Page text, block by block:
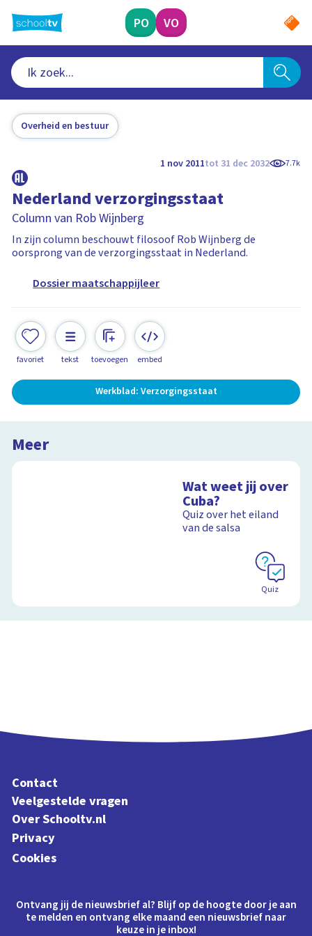
naar
hoofdinhoud
PO VO
Overheid en bestuur
1 nov 2011tot 31 dec 2032 7.7k
Nederland verzorgingsstaat
Column van Rob Wijnberg
In zijn column beschouwt filosoof Rob Wijnberg de
oorsprong van de verzorgingsstaat in Nederland.
Dossier maatschappijleer
favoriet tekst toevoegen embed
Werkblad: Verzorgingsstaat
Meer
Wat weet jij over
Cuba?
Quiz over het eiland
van de salsa
Quiz
Contact
Veelgestelde vragen
Over Schooltv.nl
Privacy
Cookies
Ontvang jij de nieuwsbrief al? Blijf op de hoogte door je aan
te melden en ontvang elke maand een nieuwsbrief naar
keuze in je inbox!